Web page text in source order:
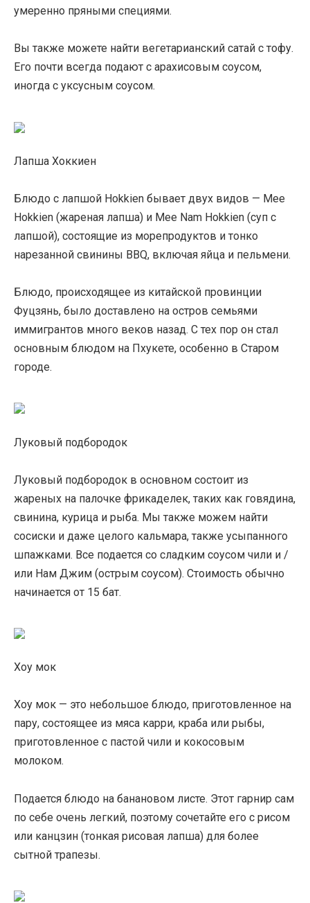
умеренно пряными специями.
Вы также можете найти вегетарианский сатай с тофу.
Его почти всегда подают с арахисовым соусом,
иногда с уксусным соусом.
Лапша Хоккиен
Блюдо с лапшой Hokkien бывает двух видов — Mee
Hokkien (жареная лапша) и Mee Nam Hokkien (суп с
лапшой), состоящие из морепродуктов и тонко
нарезанной свинины BBQ, включая яйца и пельмени.
Блюдо, происходящее из китайской провинции
Фуцзянь, было доставлено на остров семьями
иммигрантов много веков назад. С тех пор он стал
основным блюдом на Пхукете, особенно в Старом
городе.
Луковый подбородок
Луковый подбородок в основном состоит из
жареных на палочке фрикаделек, таких как говядина,
свинина, курица и рыба. Мы также можем найти
сосиски и даже целого кальмара, также усыпанного
шпажками. Все подается со сладким соусом чили и /
или Нам Джим (острым соусом). Стоимость обычно
начинается от 15 бат.
Хоу мок
Хоу мок — это небольшое блюдо, приготовленное на
пару, состоящее из мяса карри, краба или рыбы,
приготовленное с пастой чили и кокосовым
молоком.
Подается блюдо на банановом листе. Этот гарнир сам
по себе очень легкий, поэтому сочетайте его с рисом
или канцзин (тонкая рисовая лапша) для более
сытной трапезы.